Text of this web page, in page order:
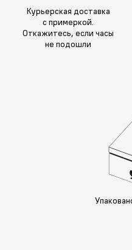
Курьерская доставка
с примеркой.
Откажитесь, если часы
не подошли